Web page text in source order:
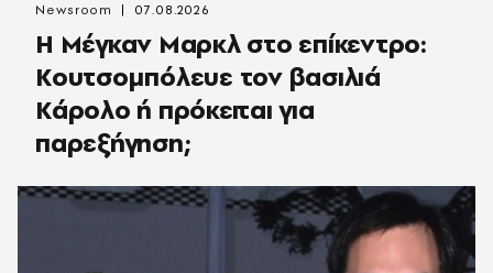
Η Μέγκαν Μαρκλ στο επίκεντρο:
Κουτσομπόλευε τον βασιλιά
Κάρολο ή πρόκειται για
παρεξήγηση;
Newsroom 07.08.2026